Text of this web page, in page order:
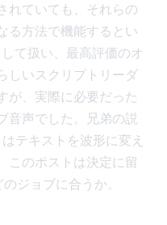
れていても、それらの
る方法で機能するとい
て扱い、最高評価のオ
しいスクリプトリーダ
が、実際に必要だった
音声でした。兄弟の説
はテキストを波形に変え
このポストは決定に留
ジョブに合うか。